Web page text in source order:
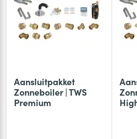
Aansluitpakket
Zonneboiler | TWS
Premium